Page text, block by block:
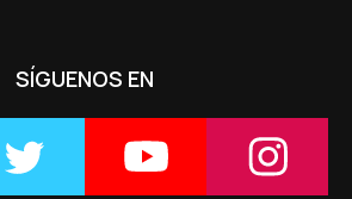
SÍGUENOS EN